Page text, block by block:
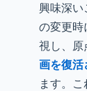
興味深い
の変更時
視し、原
画を復活
ます。